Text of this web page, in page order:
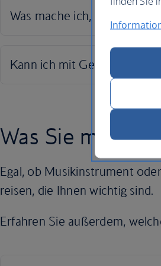
Was Sie
Egal, ob Musikinstrument
reisen, die Ihnen wichtig sind.
Erfahren Sie außerdem,